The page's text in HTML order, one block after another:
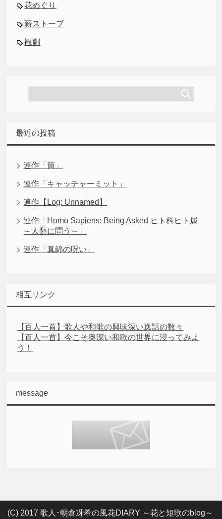
花めぐり
薪ストーブ
観劇
最近の投稿
連作「筒」
連作「キャッチャーミット」
連作【Log: Unnamed】
連作「Homo Sapiens: Being Asked ヒト科ヒト属
～人類に問う～」
連作「真綿の呪い」
相互リンク
【百人一首】歌人や和歌の興味深い逸話の数々
【百人一首】今こそ奥深い和歌の世界に浸ってみよ
う！
message
(C) 2017 歌人･朝倉冴希の風花DIARY ～花と短歌のblog～